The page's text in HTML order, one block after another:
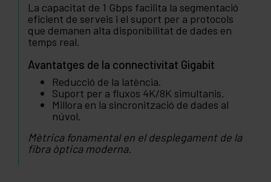
La capacitat de 1 Gbps facilita la segmentació
eficient de serveis i el suport per a protocols
que demanen alta disponibilitat de dades en
temps real.
Avantatges de la connectivitat Gigabit
Reducció de la latència.
Suport per a fluxos 4K/8K simultanis.
Millora en la sincronització de dades al
núvol.
Mètrica fonamental en el desplegament de la
fibra òptica moderna.